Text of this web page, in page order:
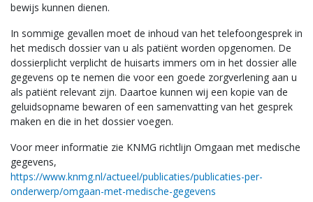
bewijs kunnen dienen.
In sommige gevallen moet de inhoud van het telefoongesprek in
het medisch dossier van u als patiënt worden opgenomen. De
dossierplicht verplicht de huisarts immers om in het dossier alle
gegevens op te nemen die voor een goede zorgverlening aan u
als patiënt relevant zijn. Daartoe kunnen wij een kopie van de
geluidsopname bewaren of een samenvatting van het gesprek
maken en die in het dossier voegen.
Voor meer informatie zie KNMG richtlijn Omgaan met medische
gegevens,
https://www.knmg.nl/actueel/publicaties/publicaties-per-
onderwerp/omgaan-met-medische-gegevens